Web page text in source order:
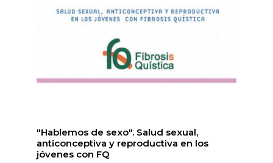
"Hablemos de sexo". Salud sexual,
anticonceptiva y reproductiva en los
jóvenes con FQ